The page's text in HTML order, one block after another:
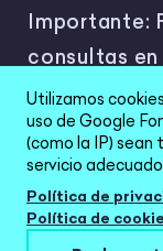
Importante:
consultas en
laborales.
All
Utilizamos
uso de Google
(como la IP) sean
servicio
Política de
Política de